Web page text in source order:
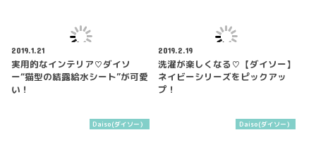
2019.1.21
実用的なインテリア♡ダイソ
ー“猫型の結露給水シート”が可愛
い！
2019.2.19
洗濯が楽しくなる♡【ダイソー】
ネイビーシリーズをピックアッ
プ！
Daiso(ダイソー） Daiso(ダイソー）